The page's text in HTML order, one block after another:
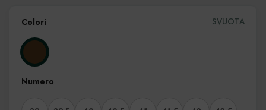
Colori
Numero
SVUOTA